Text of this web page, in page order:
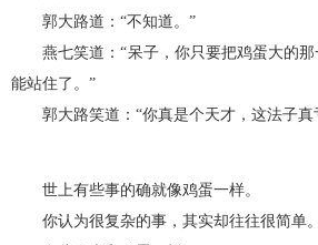
郭大路道：“不知道。”
燕七笑道：“呆子，你只要把鸡蛋大的那
能站住了。”
郭大路笑道：“你真是个天才，这法子真
世上有些事的确就像鸡蛋一样。
你认为很复杂的事，其实却往往很简单。